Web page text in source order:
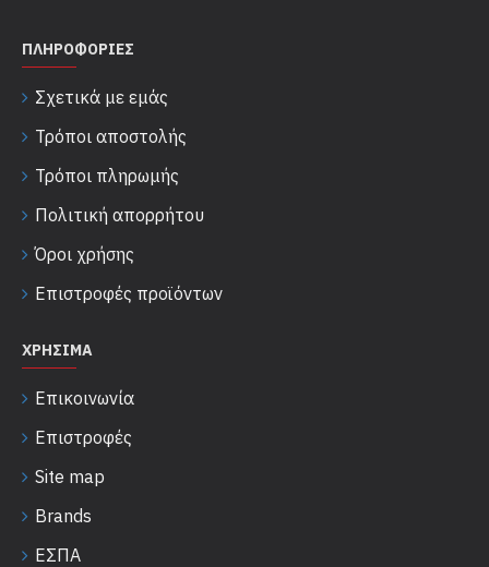
ΠΛΗΡΟΦΟΡΊΕΣ
Σχετικά με εμάς
Τρόποι αποστολής
Τρόποι πληρωμής
Πολιτική απορρήτου
Όροι χρήσης
Επιστροφές προϊόντων
ΧΡΉΣΙΜΑ
Επικοινωνία
Επιστροφές
Site map
Brands
ΕΣΠΑ